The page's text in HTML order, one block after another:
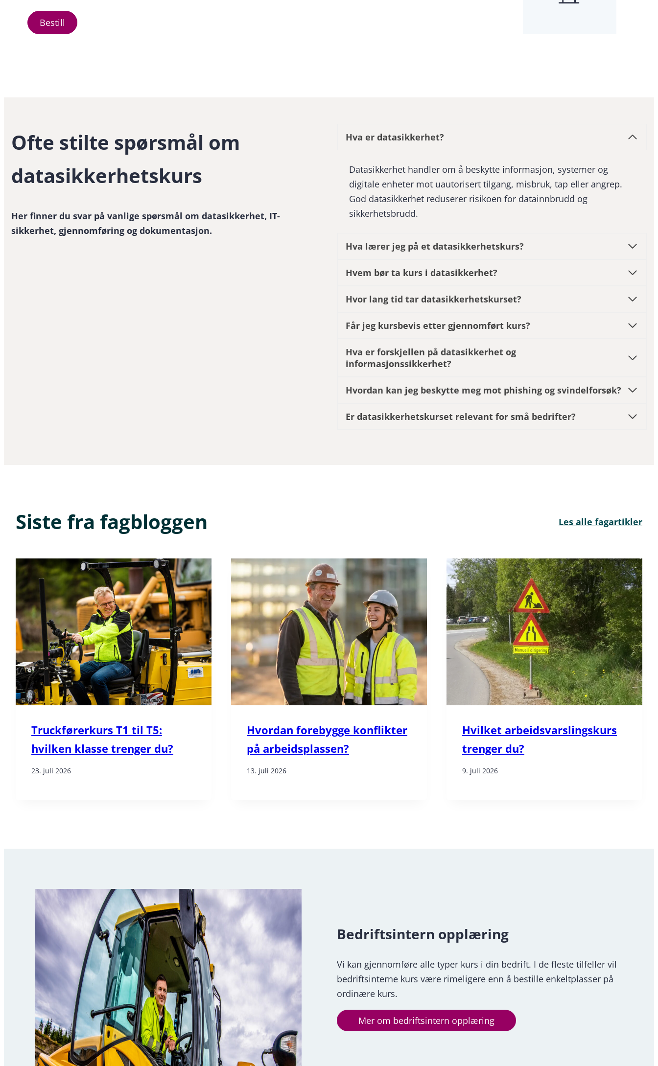
Bestill
Ofte stilte spørsmål om
datasikkerhetskurs
Her finner du svar på vanlige spørsmål om datasikkerhet, IT-
sikkerhet, gjennomføring og dokumentasjon.
Hva er datasikkerhet?
Datasikkerhet handler om å beskytte informasjon, systemer og
digitale enheter mot uautorisert tilgang, misbruk, tap eller angrep.
God datasikkerhet reduserer risikoen for datainnbrudd og
sikkerhetsbrudd.
Hva lærer jeg på et datasikkerhetskurs?
Hvem bør ta kurs i datasikkerhet?
Hvor lang tid tar datasikkerhetskurset?
Får jeg kursbevis etter gjennomført kurs?
Hva er forskjellen på datasikkerhet og
informasjonssikkerhet?
Hvordan kan jeg beskytte meg mot phishing og svindelforsøk?
Er datasikkerhetskurset relevant for små bedrifter?
Siste fra fagbloggen Les alle fagartikler
Truckførerkurs T1 til T5:
hvilken klasse trenger du?
23. juli 2026
Hvordan forebygge konflikter
på arbeidsplassen?
13. juli 2026
Hvilket arbeidsvarslingskurs
trenger du?
9. juli 2026
Bedriftsintern opplæring
Vi kan gjennomføre alle typer kurs i din bedrift. I de fleste tilfeller vil
bedriftsinterne kurs være rimeligere enn å bestille enkeltplasser på
ordinære kurs.
Mer om bedriftsintern opplæring